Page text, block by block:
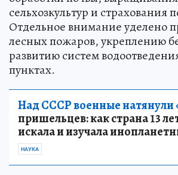
сельхозкультур и страхования
Отдельное внимание уделено
лесных пожаров, укреплению
развитию систем
пунктах.
Над СССР военные натянули
пришельцев: как страна 13
искала и изучала
НАУКА